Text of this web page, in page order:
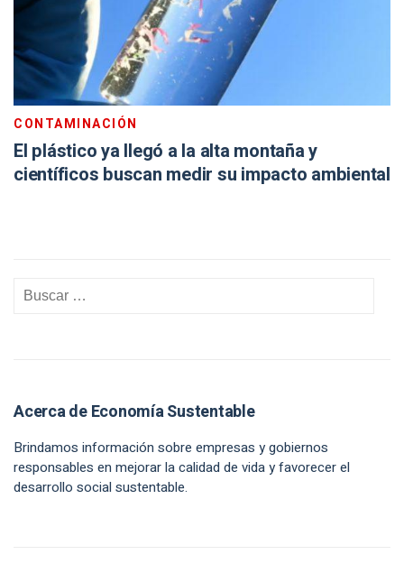
CONTAMINACIÓN
El plástico ya llegó a la alta montaña y
científicos buscan medir su impacto ambiental
Acerca de Economía Sustentable
Brindamos información sobre empresas y gobiernos
responsables en mejorar la calidad de vida y favorecer el
desarrollo social sustentable.